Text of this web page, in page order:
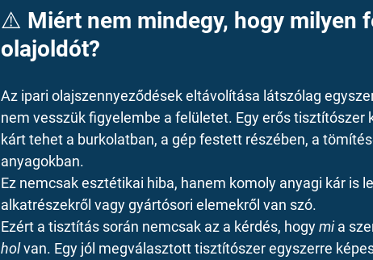
⚠️ Miért nem mindegy, hogy milyen
olajoldót?
Az ipari olajszennyeződések eltávolítása látszólag
nem vesszük figyelembe a felületet. Egy erős tisztítószer
kárt tehet a burkolatban, a gép festett részében, a
anyagokban.
Ez nemcsak esztétikai hiba, hanem komoly anyagi kár is
alkatrészekről vagy gyártósori elemekről van szó.
Ezért a tisztítás során nemcsak az a kérdés, hogy mi a
hol van. Egy jól megválasztott tisztítószer egyszerre